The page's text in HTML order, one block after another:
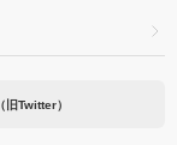
旧Twitter）